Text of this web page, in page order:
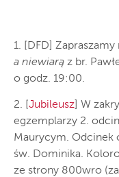
1. [DFD]
a niewiarą z br.
o godz. 19:00.
2. [ Jubileusz ] W
egzemplarzy 2.
Maurycym. Odcinek
św. Dominika.
ze strony 800wro